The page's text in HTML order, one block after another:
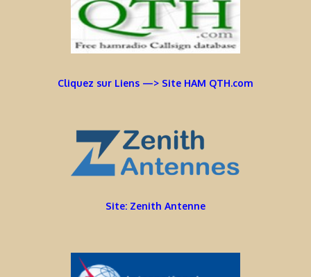
Cliquez sur Liens —> Site HAM QTH.com
Site: Zenith Antenne